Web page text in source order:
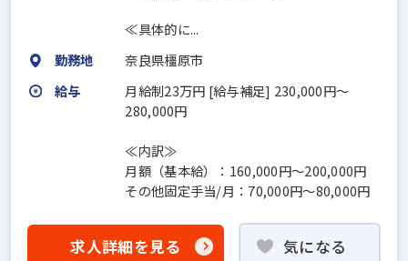
≪具体的に...
勤務地
奈良県橿原市
給与
月給制23万円 [給与補足] 230,000円～
280,000円
≪内訳≫
月額（基本給）：160,000円～200,000円
その他固定手当/月：70,000円～80,000円
求人詳細を見る 気になる